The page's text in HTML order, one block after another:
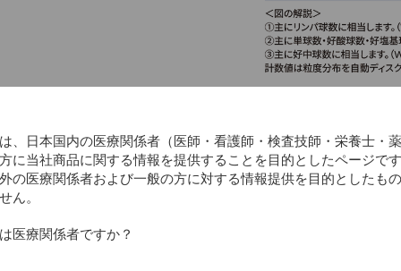
、日本国内の医療関係者（医師・看護師・検査技師・栄養士・
に当社商品に関する情報を提供することを目的としたページで
の医療関係者および一般の方に対する情報提供を目的としたも
ん。
医療関係者ですか？